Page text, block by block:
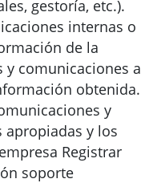
gestoría, etc.).
internas o
de la
y comunicaciones a
obtenida.
y
apropiadas y los
Registrar
soporte